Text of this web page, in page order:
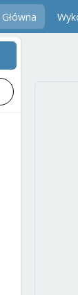
Główna